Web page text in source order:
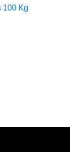
100 Kg